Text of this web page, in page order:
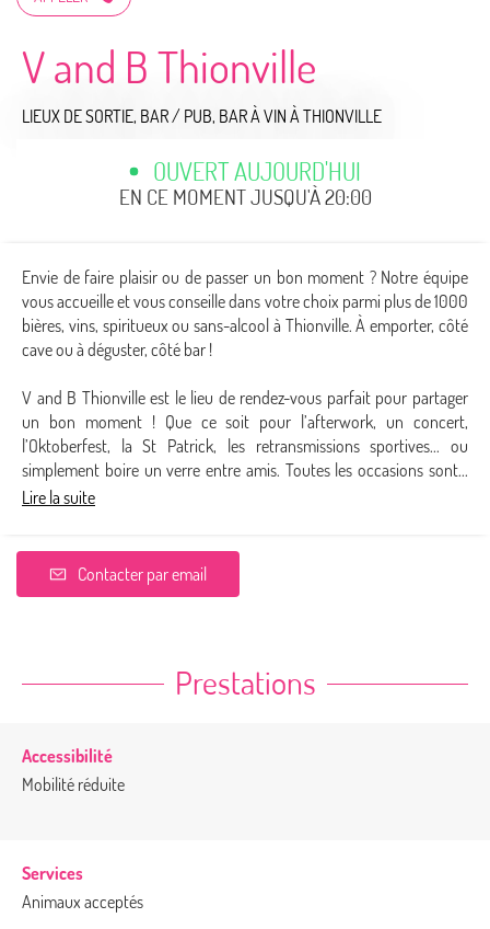
V and B Thionville
LIEUX DE SORTIE, BAR / PUB, BAR À VIN À THIONVILLE
OUVERT AUJOURD'HUI
EN CE MOMENT JUSQU'À 20:00
Envie de faire plaisir ou de passer un bon moment ? Notre équipe
vous accueille et vous conseille dans votre choix parmi plus de 1000
bières, vins, spiritueux ou sans-alcool à Thionville. À emporter, côté
cave ou à déguster, côté bar !
V and B Thionville est le lieu de rendez-vous parfait pour partager
un bon moment ! Que ce soit pour l’afterwork, un concert,
l’Oktoberfest, la St Patrick, les retransmissions sportives... ou
simplement boire un verre entre amis. Toutes les occasions sont...
Lire la suite
Contacter par email
Prestations
Accessibilité
Mobilité réduite
Services
Animaux acceptés